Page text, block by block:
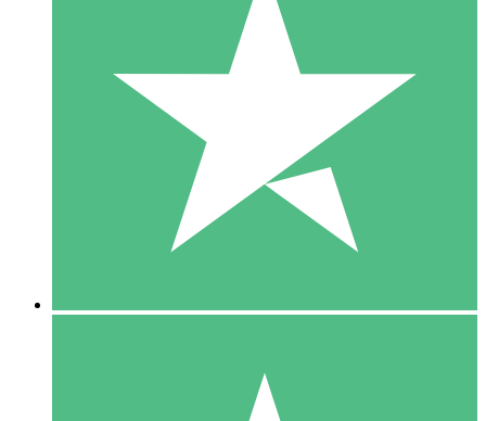
Individuele Creditpakketten
Betaal per gebruik met downloadtegoeden. Geen maandelijkse
1000
10 Downloaden
20 00